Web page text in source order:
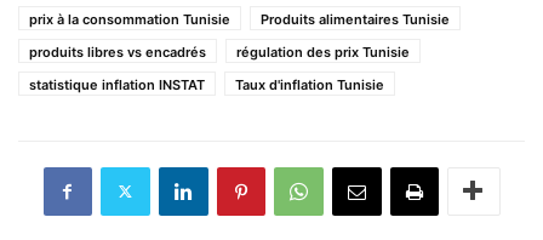
prix à la consommation Tunisie
Produits alimentaires Tunisie
produits libres vs encadrés
régulation des prix Tunisie
statistique inflation INSTAT
Taux d'inflation Tunisie